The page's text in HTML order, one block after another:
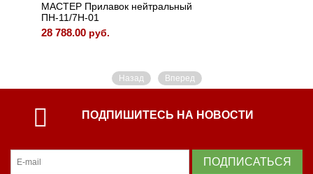
МАСТЕР Прилавок нейтральный
ПН-11/7Н-01
28 788.00 руб.
Назад Вперед
ПОДПИШИТЕСЬ НА НОВОСТИ
ПОДПИСАТЬСЯ